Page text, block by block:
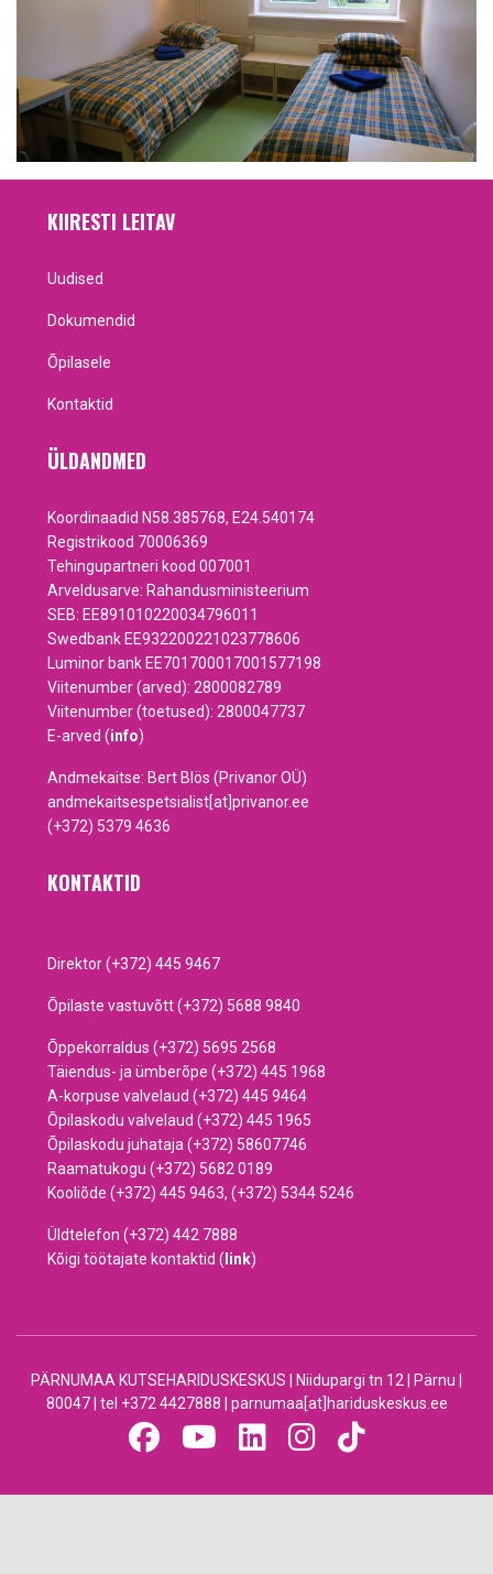
KIIRESTI LEITAV
Uudised
Dokumendid
Õpilasele
Kontaktid
ÜLDANDMED
Koordinaadid N58.385768, E24.540174
Registrikood 70006369
Tehingupartneri kood 007001
Arveldusarve: Rahandusministeerium
SEB: EE891010220034796011
Swedbank EE932200221023778606
Luminor bank EE701700017001577198
Viitenumber (arved): 2800082789
Viitenumber (toetused): 2800047737
E-arved (info)
Andmekaitse: Bert Blös (Privanor OÜ)
andmekaitsespetsialist[at]privanor.ee
(+372) 5379 4636
KONTAKTID
Direktor (+372) 445 9467
Õpilaste vastuvõtt (+372) 5688 9840
Õppekorraldus (+372) 5695 2568
Täiendus- ja ümberõpe (+372) 445 1968
A-korpuse valvelaud (+372) 445 9464
Õpilaskodu valvelaud (+372) 445 1965
Õpilaskodu juhataja (+372) 58607746
Raamatukogu (+372) 5682 0189
Kooliõde (+372) 445 9463, (+372) 5344 5246
Üldtelefon (+372) 442 7888
Kõigi töötajate kontaktid (link)
PÄRNUMAA KUTSEHARIDUSKESKUS | Niidupargi tn 12 | Pärnu |
80047 | tel +372 4427888 | parnumaa[at]hariduskeskus.ee